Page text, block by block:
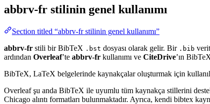
abbrv-fr stilinin genel kullanımı
Section titled “abbrv-fr stilinin genel kullanımı”
abbrv-fr stili bir BibTeX .bst dosyası olarak gelir. Bir .bib
ardından Overleaf’te abbrv-fr kullanımı ve CiteDrive’ın
BibTeX, LaTeX belgelerinde kaynakçalar oluşturmak için
Overleaf şu anda BibTeX ile uyumlu tüm kaynakça stillerini
Chicago alıntı formatları bulunmaktadır. Ayrıca, kendi bibtex